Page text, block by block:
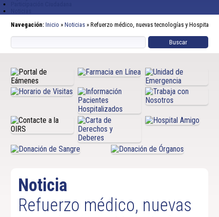
Navegación: Inicio » Noticias » Refuerzo médico, nuevas tecnologías y Hospital
Noticia
Refuerzo médico, nuevas